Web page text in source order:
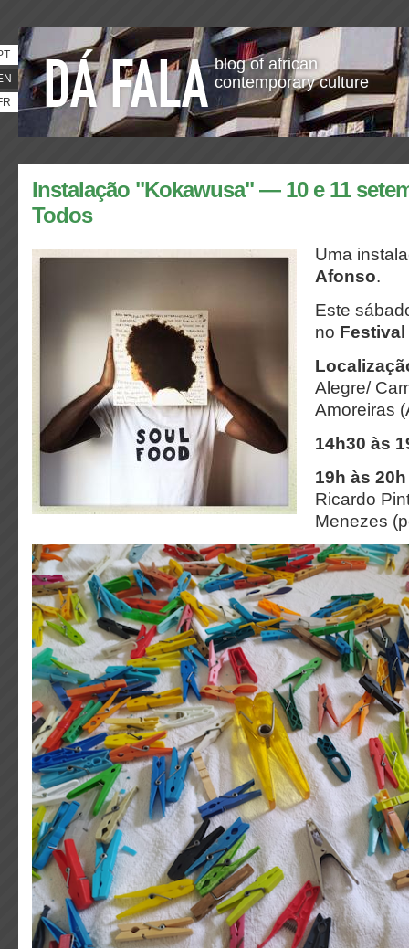
blog of african
contemporary culture
Instalação "Kokawusa" — 10 e 11
Todos
Uma
Afonso.
Este
no
Alegre/
Amoreiras
14h30 às
19h às
Ricardo
Menezes